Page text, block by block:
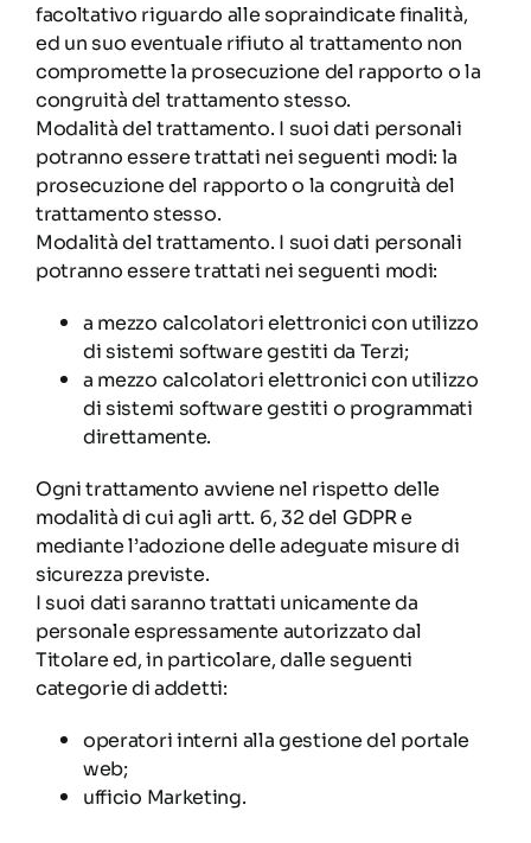
facoltativo riguardo alle sopraindicate finalità,
ed un suo eventuale rifiuto al trattamento non
compromette la prosecuzione del rapporto o la
congruità del trattamento stesso.
Modalità del trattamento. I suoi dati personali
potranno essere trattati nei seguenti modi: la
prosecuzione del rapporto o la congruità del
trattamento stesso.
Modalità del trattamento. I suoi dati personali
potranno essere trattati nei seguenti modi:
a mezzo calcolatori elettronici con utilizzo
di sistemi software gestiti da Terzi;
a mezzo calcolatori elettronici con utilizzo
di sistemi software gestiti o programmati
direttamente.
Ogni trattamento avviene nel rispetto delle
modalità di cui agli artt. 6, 32 del GDPR e
mediante l’adozione delle adeguate misure di
sicurezza previste.
I suoi dati saranno trattati unicamente da
personale espressamente autorizzato dal
Titolare ed, in particolare, dalle seguenti
categorie di addetti:
operatori interni alla gestione del portale
web;
ufficio Marketing.